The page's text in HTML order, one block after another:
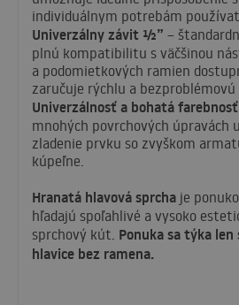
individuálnym potrebám
Univerzálny závit ½” –
plnú kompatibilitu s väčšinou
a podomietkových ramien
zaručuje rýchlu a bezproblémovú
Univerzálnosť a bohatá farebnosť
mnohých povrchových úpravách
zladenie prvku so zvyškom
kúpeľne.
Hranatá hlavová sprcha je
hľadajú spoľahlivé a vysoko
sprchový kút. Ponuka sa týka
hlavice bez ramena.